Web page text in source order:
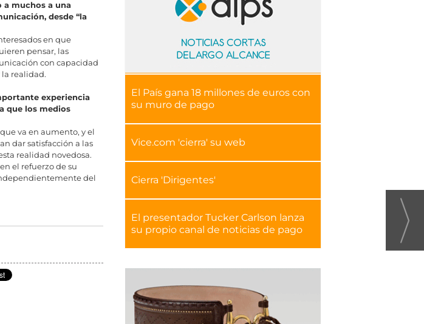
a muchos a una
desde “la
en que
pensar, las
con capacidad
la realidad.
experiencia
que los medios
va en aumento, y el
dar satisfacción a las
realidad novedosa.
el refuerzo de su
del
El País gana 18 millones de euros con
su muro de pago
Vice.com 'cierra' su web
Cierra 'Dirigentes'
El presentador Tucker Carlson lanza
su propio canal de noticias de pago